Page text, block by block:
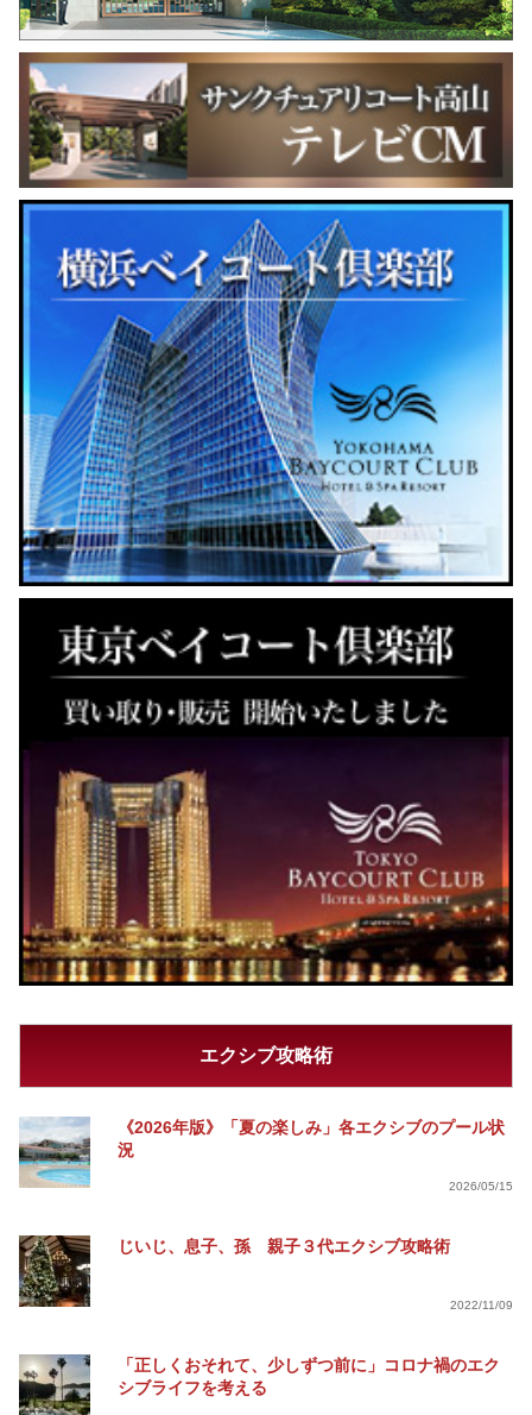
エクシブ攻略術
《2026年版》「夏の楽しみ」各エクシブのプール状
況
2026/05/15
じいじ、息子、孫 親子３代エクシブ攻略術
2022/11/09
「正しくおそれて、少しずつ前に」コロナ禍のエク
シブライフを考える